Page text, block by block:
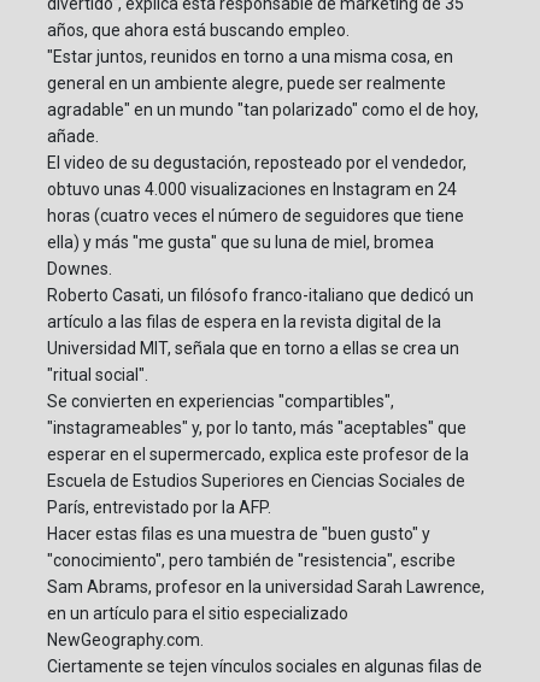
años, que ahora está buscando empleo.
"Estar juntos, reunidos en torno a una misma cosa, en
general en un ambiente alegre, puede ser realmente
agradable" en un mundo "tan polarizado" como el de hoy,
añade.
El video de su degustación, reposteado por el vendedor,
obtuvo unas 4.000 visualizaciones en Instagram en 24
horas (cuatro veces el número de seguidores que tiene
ella) y más "me gusta" que su luna de miel, bromea
Downes.
Roberto Casati, un filósofo franco-italiano que dedicó un
artículo a las filas de espera en la revista digital de la
Universidad MIT, señala que en torno a ellas se crea un
"ritual social".
Se convierten en experiencias "compartibles",
"instagrameables" y, por lo tanto, más "aceptables" que
esperar en el supermercado, explica este profesor de la
Escuela de Estudios Superiores en Ciencias Sociales de
París, entrevistado por la AFP.
Hacer estas filas es una muestra de "buen gusto" y
"conocimiento", pero también de "resistencia", escribe
Sam Abrams, profesor en la universidad Sarah Lawrence,
en un artículo para el sitio especializado
NewGeography.com.
Ciertamente se tejen vínculos sociales en algunas filas de